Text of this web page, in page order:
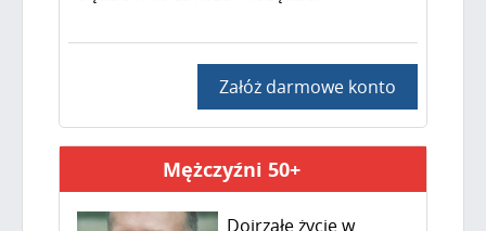
Załóż darmowe konto
Mężczyźni 50+
Dojrzałe życie w